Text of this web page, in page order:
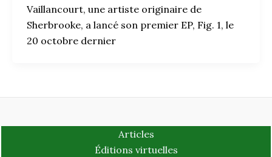
Vaillancourt, une artiste originaire de
Sherbrooke, a lancé son premier EP, Fig. 1, le
20 octobre dernier
Articles
Éditions virtuelles